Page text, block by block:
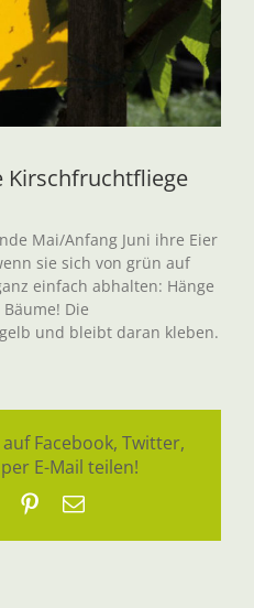
Kirschfruchtfliege
Mai/Anfang Juni ihre Eier
sie sich von grün auf
einfach abhalten: Hänge
Die
und bleibt daran kleben.
auf Facebook, Twitter,
E-Mail teilen!
Pinterest
E-